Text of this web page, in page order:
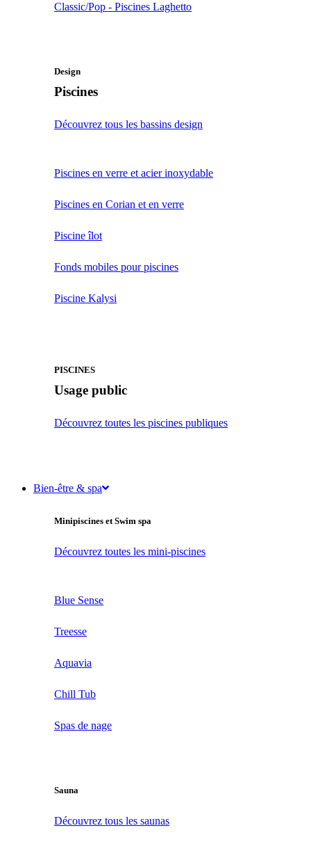
Classic/Pop - Piscines Laghetto
Design
Piscines
Découvrez tous les bassins design
Piscines en verre et acier inoxydable
Piscines en Corian et en verre
Piscine îlot
Fonds mobiles pour piscines
Piscine Kalysi
PISCINES
Usage public
Découvrez toutes les piscines publiques
Bien-être & spa
Minipiscines et Swim spa
Découvrez toutes les mini-piscines
Blue Sense
Treesse
Aquavia
Chill Tub
Spas de nage
Sauna
Découvrez tous les saunas